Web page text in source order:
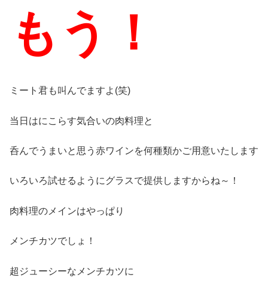
もう！
ミート君も叫んでますよ(笑)
当日はにこらす気合いの肉料理と
呑んでうまいと思う赤ワインを何種類かご用意いたします
いろいろ試せるようにグラスで提供しますからね～！
肉料理のメインはやっぱり
メンチカツでしょ！
超ジューシーなメンチカツに